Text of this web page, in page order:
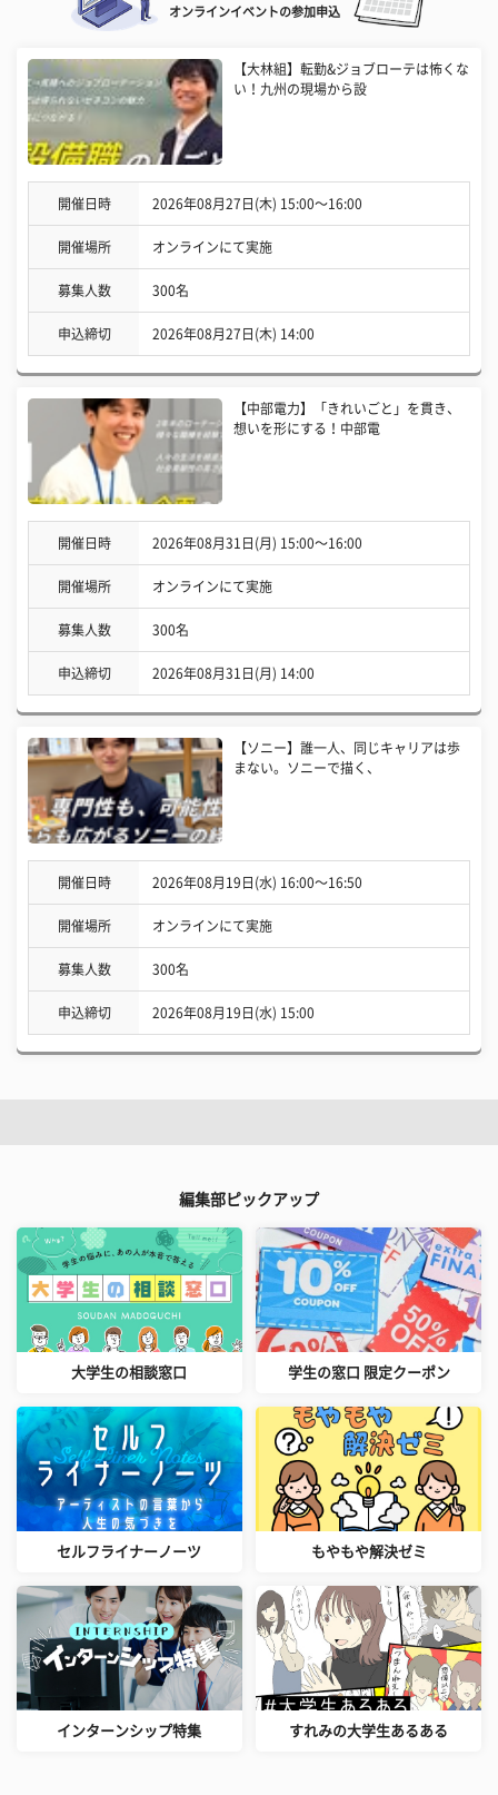
オンラインイベントの参加申込
【大林組】転勤&ジョブローテは怖くな
い！九州の現場から設
開催日時 2026年08月27日(木) 15:00〜16:00
開催場所 オンラインにて実施
募集人数 300名
申込締切 2026年08月27日(木) 14:00
【中部電力】「きれいごと」を貫き、
想いを形にする！中部電
開催日時 2026年08月31日(月) 15:00〜16:00
開催場所 オンラインにて実施
募集人数 300名
申込締切 2026年08月31日(月) 14:00
【ソニー】誰一人、同じキャリアは歩
まない。ソニーで描く、
開催日時 2026年08月19日(水) 16:00〜16:50
開催場所 オンラインにて実施
募集人数 300名
申込締切 2026年08月19日(水) 15:00
編集部ピックアップ
大学生の相談窓口 学生の窓口 限定クーポン
セルフライナーノーツ もやもや解決ゼミ
インターンシップ特集 すれみの大学生あるある